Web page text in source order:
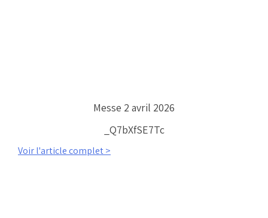
Messe 2 avril 2026
_Q7bXfSE7Tc
Voir l'article complet >